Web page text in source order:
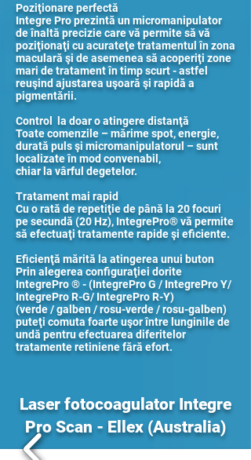
Poziţionare perfectă
Integre Pro prezintă un micromanipulator
de înaltă precizie care vă permite să vă
poziţionaţi cu acurateţe tratamentul în zona
maculară şi de asemenea să acoperiţi zone
mari de tratament în timp scurt - astfel
reuşind ajustarea uşoară şi rapidă a
pigmentării.
Control la doar o atingere distanţă
Toate comenzile – mărime spot, energie,
durată puls şi micromanipulatorul – sunt
localizate în mod convenabil,
chiar la vârful degetelor.
Tratament mai rapid
Cu o rată de repetiţie de până la 20 focuri
pe secundă (20 Hz), IntegrePro® vă permite
să efectuaţi tratamente rapide şi eficiente.
Eficienţă mărită la atingerea unui buton
Prin alegerea configuraţiei dorite
IntegrePro ® - (IntegrePro G / IntegrePro Y/
IntegrePro R-G/ IntegrePro R-Y)
(verde / galben / rosu-verde / rosu-galben)
puteţi comuta foarte uşor între lunginile de
undă pentru efectuarea diferitelor
tratamente retiniene fără efort.
Laser fotocoagulator Integre
Pro Scan - Ellex (Australia)